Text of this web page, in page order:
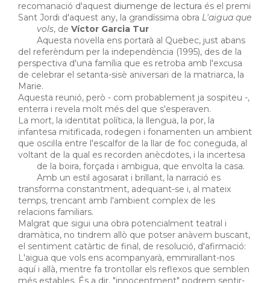
recomanació d'aquest diumenge de lectura és el premi
Sant Jordi d'aquest any, la grandíssima obra L'aigua que
vols, de Víctor Garcia Tur
Aquesta novel·la ens portarà al Quebec, just abans
del referèndum per la independència (1995), des de la
perspectiva d'una família que es retroba amb l'excusa
de celebrar el setanta-sisè aniversari de la matriarca, la
Marie.
Aquesta reunió, però - com probablement ja sospiteu -,
enterra i revela molt més del que s'esperaven.
La mort, la identitat política, la llengua, la por, la
infantesa mitificada, rodegen i fonamenten un ambient
que oscil·la entre l'escalfor de la llar de foc coneguda, al
voltant de la qual es recorden anècdotes, i la incertesa
de la boira, forçada i ambigua, que envolta la casa.
Amb un estil agosarat i brillant, la narració es
transforma constantment, adequant-se i, al mateix
temps, trencant amb l'ambient complex de les
relacions familiars.
Malgrat que sigui una obra potencialment teatral i
dramàtica, no tindrem allò que potser anàvem buscant,
el sentiment catàrtic de final, de resolució, d'afirmació:
L'aigua que vols ens acompanyarà, emmirallant-nos
aquí i allà, mentre fa trontollar els reflexos que semblen
més estables. És a dir, "innocentment" podrem sentir-